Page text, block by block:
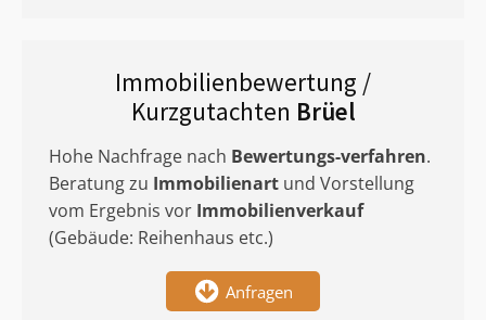
Immobilienbewertung /
Kurzgutachten Brüel
Hohe Nachfrage nach Bewertungs-verfahren.
Beratung zu Immobilienart und Vorstellung
vom Ergebnis vor Immobilienverkauf
(Gebäude: Reihenhaus etc.)
Anfragen